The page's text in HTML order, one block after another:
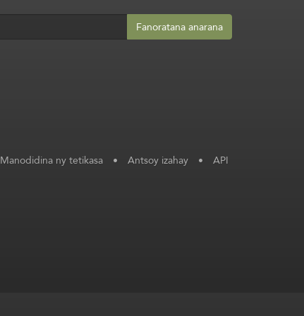
Fanoratana anarana
Manodidina ny tetikasa • Antsoy izahay • API